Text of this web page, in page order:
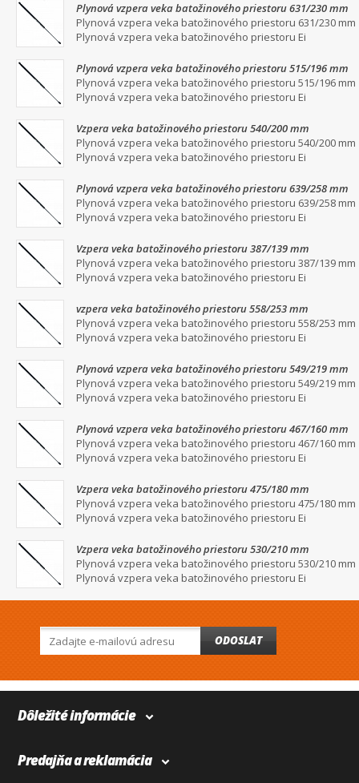
Plynová vzpera veka batožinového priestoru 631/230 mm
Plynová vzpera veka batožinového priestoru 631/230 mm
Plynová vzpera veka batožinového priestoru Ei
Plynová vzpera veka batožinového priestoru 515/196 mm
Plynová vzpera veka batožinového priestoru 515/196 mm
Plynová vzpera veka batožinového priestoru Ei
Vzpera veka batožinového priestoru 540/200 mm
Plynová vzpera veka batožinového priestoru 540/200 mm
Plynová vzpera veka batožinového priestoru Ei
Plynová vzpera veka batožinového priestoru 639/258 mm
Plynová vzpera veka batožinového priestoru 639/258 mm
Plynová vzpera veka batožinového priestoru Ei
Vzpera veka batožinového priestoru 387/139 mm
Plynová vzpera veka batožinového priestoru 387/139 mm
Plynová vzpera veka batožinového priestoru Ei
vzpera veka batožinového priestoru 558/253 mm
Plynová vzpera veka batožinového priestoru 558/253 mm
Plynová vzpera veka batožinového priestoru Ei
Plynová vzpera veka batožinového priestoru 549/219 mm
Plynová vzpera veka batožinového priestoru 549/219 mm
Plynová vzpera veka batožinového priestoru Ei
Plynová vzpera veka batožinového priestoru 467/160 mm
Plynová vzpera veka batožinového priestoru 467/160 mm
Plynová vzpera veka batožinového priestoru Ei
Vzpera veka batožinového priestoru 475/180 mm
Plynová vzpera veka batožinového priestoru 475/180 mm
Plynová vzpera veka batožinového priestoru Ei
Vzpera veka batožinového priestoru 530/210 mm
Plynová vzpera veka batožinového priestoru 530/210 mm
Plynová vzpera veka batožinového priestoru Ei
ODOSLAT
Dôležité informácie
Predajňa a reklamácia